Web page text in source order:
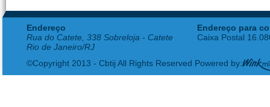
Endereço
Rua do Catete, 338 Sobreloja - Catete
Rio de Janeiro/RJ
Endereço para
Caixa Postal
©Copyright 2013 - Cbtij All Rights Reserved Powered by: